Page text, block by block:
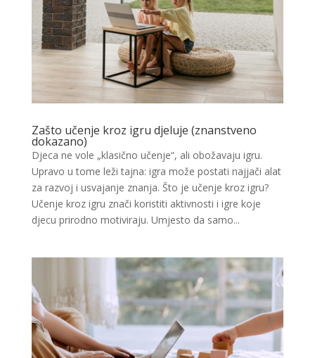
Zašto učenje kroz igru djeluje (znanstveno
dokazano)
Djeca ne vole „klasično učenje“, ali obožavaju igru.
Upravo u tome leži tajna: igra može postati najjači alat
za razvoj i usvajanje znanja. Što je učenje kroz igru?
Učenje kroz igru znači koristiti aktivnosti i igre koje
djecu prirodno motiviraju. Umjesto da samo...